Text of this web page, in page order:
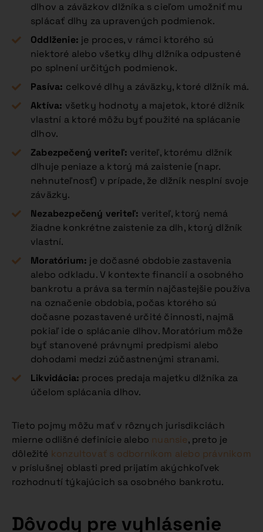
dlhov a záväzkov dlžníka s cieľom umožniť mu
splácať dlhy za upravených podmienok.
Oddlženie: je proces, v rámci ktorého sú
niektoré alebo všetky dlhy dlžníka odpustené
po splnení určitých podmienok.
Pasíva: celkové dlhy a záväzky, ktoré dlžník má.
Aktíva: všetky hodnoty a majetok, ktoré dlžník
vlastní a ktoré môžu byť použité na splácanie
dlhov.
Zabezpečený veriteľ: veriteľ, ktorému dlžník
dlhuje peniaze a ktorý má zaistenie (napr.
nehnuteľnosť) v prípade, že dlžník nesplní svoje
záväzky.
Nezabezpečený veriteľ: veriteľ, ktorý nemá
žiadne konkrétne zaistenie za dlh, ktorý dlžník
vlastní.
Moratórium: je dočasné obdobie zastavenia
alebo odkladu. V kontexte financií a osobného
bankrotu a práva sa termín najčastejšie používa
na označenie obdobia, počas ktorého sú
dočasne pozastavené určité činnosti, najmä
pokiaľ ide o splácanie dlhov. Moratórium môže
byť stanovené právnymi predpismi alebo
dohodami medzi zúčastnenými stranami.
Likvidácia: proces predaja majetku dlžníka za
účelom splácania dlhov.
Tieto pojmy môžu mať v rôznych jurisdikciách
mierne odlišné definície alebo nuansie, preto je
dôležité konzultovať s odborníkom alebo právnikom
v príslušnej oblasti pred prijatím akýchkoľvek
rozhodnutí týkajúcich sa osobného bankrotu.
Dôvody pre vyhlásenie